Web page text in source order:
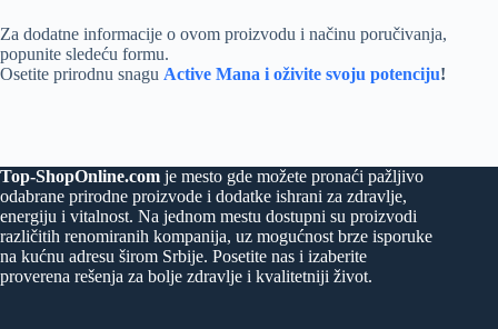
Za dodatne informacije o ovom proizvodu i načinu poručivanja,
popunite sledeću formu.
Osetite prirodnu snagu Active Mana i oživite svoju potenciju!
Top-ShopOnline.com je mesto gde možete pronaći pažljivo
odabrane prirodne proizvode i dodatke ishrani za zdravlje,
energiju i vitalnost. Na jednom mestu dostupni su proizvodi
različitih renomiranih kompanija, uz mogućnost brze isporuke
na kućnu adresu širom Srbije. Posetite nas i izaberite
proverena rešenja za bolje zdravlje i kvalitetniji život.